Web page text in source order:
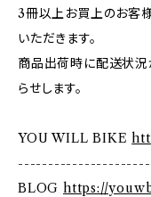
3冊以上お買上のお客
いただきます。
商品出荷時に配送状況
らせします。
YOU WILL BIKE
BLOG https://